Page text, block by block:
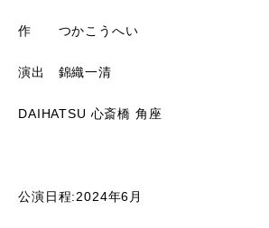
作 つかこうへい
演出 錦織一清
DAIHATSU 心斎橋 角座
公演日程:2024年6月